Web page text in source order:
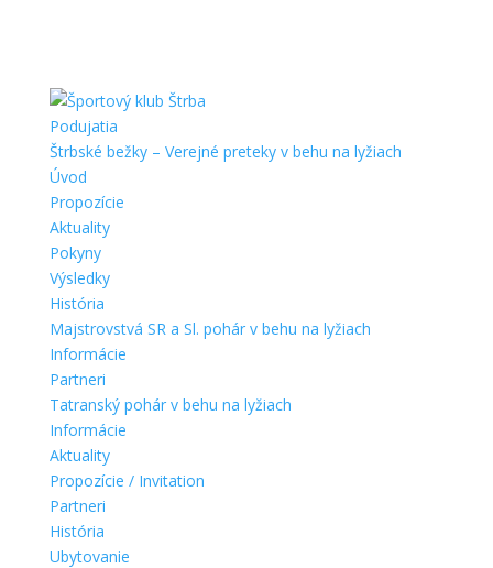
Podujatia
Štrbské bežky – Verejné preteky v behu na lyžiach
Úvod
Propozície
Aktuality
Pokyny
Výsledky
História
Majstrovstvá SR a Sl. pohár v behu na lyžiach
Informácie
Partneri
Tatranský pohár v behu na lyžiach
Informácie
Aktuality
Propozície / Invitation
Partneri
História
Ubytovanie